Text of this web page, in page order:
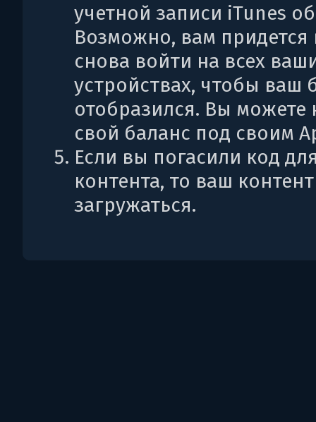
учетной записи iTunes
Возможно, вам
снова войти на всех
устройствах, чтобы ваш
отобразился. Вы можете
свой баланс под своим
Если вы погасили код
контента, то ваш
загружаться.